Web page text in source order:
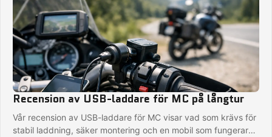
Recension av USB-laddare för MC på långtur
Vår recension av USB-laddare för MC visar vad som krävs för
stabil laddning, säker montering och en mobil som fungerar